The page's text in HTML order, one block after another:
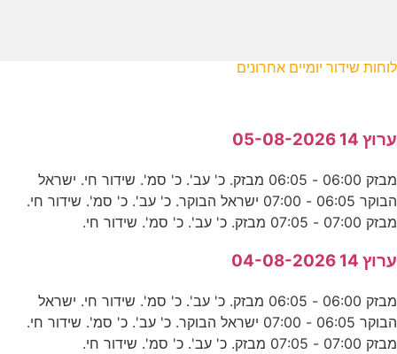
לוחות שידור יומיים אחרונים
ערוץ 14 05-08-2026
מבזק 06:00 - 06:05 מבזק. כ' עב'. כ' סמ'. שידור חי. ישראל
הבוקר 06:05 - 07:00 ישראל הבוקר. כ' עב'. כ' סמ'. שידור חי.
מבזק 07:00 - 07:05 מבזק. כ' עב'. כ' סמ'. שידור חי.
ערוץ 14 04-08-2026
מבזק 06:00 - 06:05 מבזק. כ' עב'. כ' סמ'. שידור חי. ישראל
הבוקר 06:05 - 07:00 ישראל הבוקר. כ' עב'. כ' סמ'. שידור חי.
מבזק 07:00 - 07:05 מבזק. כ' עב'. כ' סמ'. שידור חי.